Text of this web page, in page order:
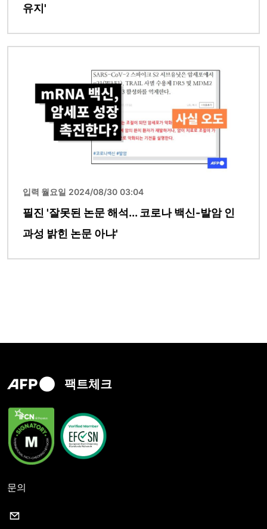
유지'
입력 월요일 2024/08/30 03:04
필진 '잘못된 논문 해석... 코로나 백신-발암 인
과성 밝힌 논문 아냐'
팩트체크
문의